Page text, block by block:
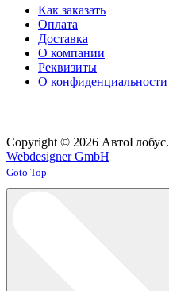
Как заказать
Оплата
Доставка
О компании
Реквизиты
О конфиденциальности
Copyright © 2026 АвтоГлобус.
Webdesigner GmbH
Joomla! 3 Templates
Goto Top